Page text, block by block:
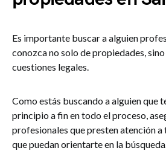
Es importante buscar a alguien
conozca no solo de propiedades,
cuestiones legales.
Como estás buscando a alguien que
principio a fin en todo el proceso,
profesionales que presten atención a
que puedan orientarte en la